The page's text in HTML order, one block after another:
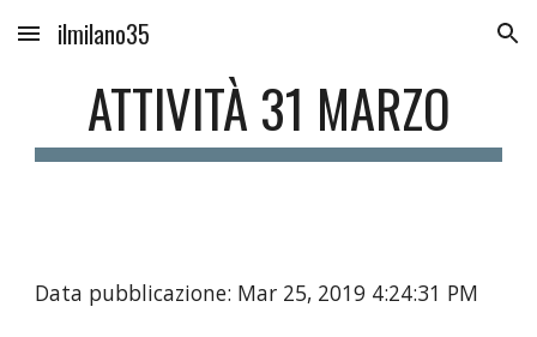
Skip to main content Skip to navigation
ilmilano35
ATTIVITÀ 31 MARZO
Data pubblicazione: Mar 25, 2019 4:24:31 PM